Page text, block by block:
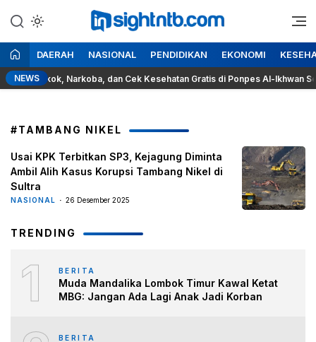
ke
konten
Insight NTB
Berita Seputar NTB
DAERAH NASIONAL PENDIDIKAN EKONOMI
NEWS
Rokok, Narkoba, dan Cek Kesehatan Gratis di Ponpes Al-Ikhwan Sesait
#TAMBANG NIKEL
Usai KPK Terbitkan SP3, Kejagung Diminta
Ambil Alih Kasus Korupsi Tambang Nikel di
Sultra
NASIONAL 26 Desember 2025
TRENDING
1 BERITA
Muda Mandalika Lombok Timur Kawal Ketat
MBG: Jangan Ada Lagi Anak Jadi Korban
BERITA